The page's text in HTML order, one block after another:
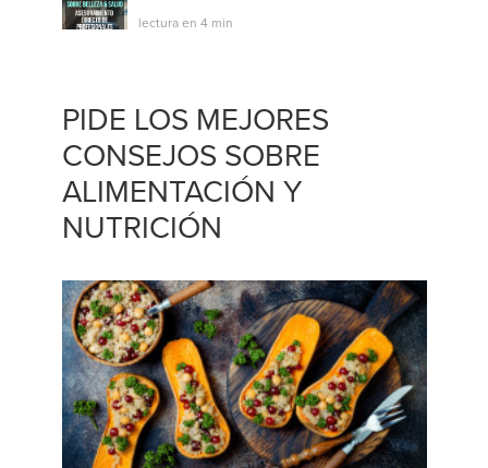
lectura en 4 min
PIDE LOS MEJORES
CONSEJOS SOBRE
ALIMENTACIÓN Y
NUTRICIÓN